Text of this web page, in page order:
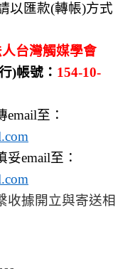
以匯款(轉帳)方式
台灣觸媒學會
)帳號： 154-10-
email至：
妥email至：
收據開立與寄送相